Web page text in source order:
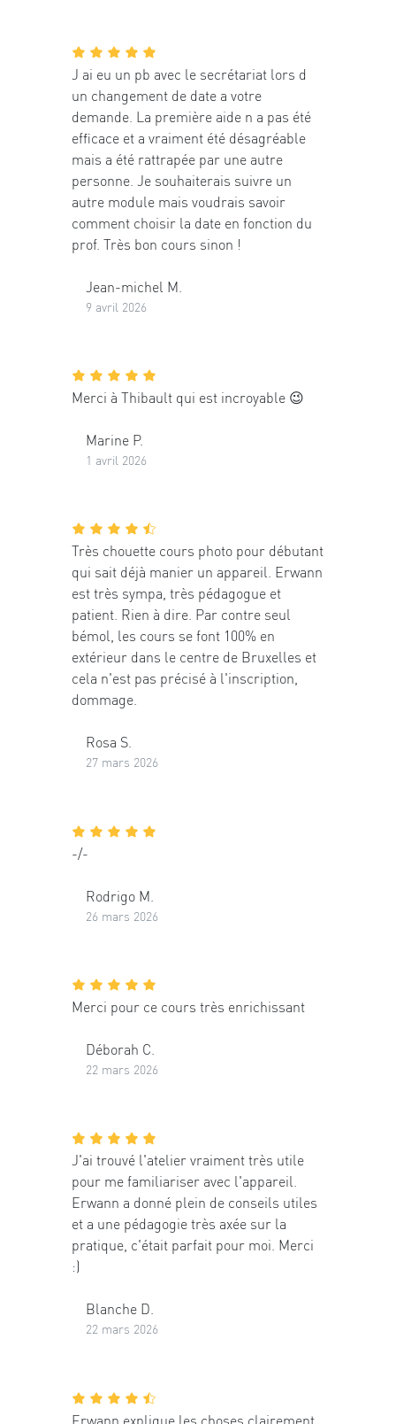
J ai eu un pb avec le secrétariat lors d
un changement de date a votre
demande. La première aide n a pas été
efficace et a vraiment été désagréable
mais a été rattrapée par une autre
personne. Je souhaiterais suivre un
autre module mais voudrais savoir
comment choisir la date en fonction du
prof. Très bon cours sinon !
Jean-michel M.
9 avril 2026
Merci à Thibault qui est incroyable 😉
Marine P.
1 avril 2026
Très chouette cours photo pour débutant
qui sait déjà manier un appareil. Erwann
est très sympa, très pédagogue et
patient. Rien à dire. Par contre seul
bémol, les cours se font 100% en
extérieur dans le centre de Bruxelles et
cela n'est pas précisé à l'inscription,
dommage.
Rosa S.
27 mars 2026
-/-
Rodrigo M.
26 mars 2026
Merci pour ce cours très enrichissant
Déborah C.
22 mars 2026
J'ai trouvé l'atelier vraiment très utile
pour me familiariser avec l'appareil.
Erwann a donné plein de conseils utiles
et a une pédagogie très axée sur la
pratique, c'était parfait pour moi. Merci
:)
Blanche D.
22 mars 2026
Erwann explique les choses clairement